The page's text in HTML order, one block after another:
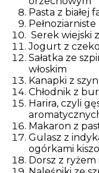
Pasta z białej
Serek wiejski
Jogurt z
Sałatka ze
włoskim
Kanapki z
Chłodnik z
Harira, czyli
Makaron z
Gulasz z
ogórkami
Dorsz z